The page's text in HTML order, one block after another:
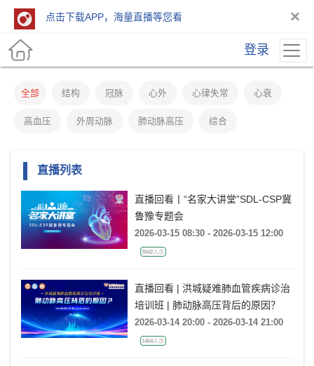
点击下载APP，海量直播等您看 ×
登录
全部 结构 冠脉 心外 心律失常 心衰
高血压 外周动脉 肺动脉高压 综合
直播列表
直播回看丨“名家大讲堂”SDL-CSP冀
鲁豫专题会
2026-03-15 08:30 - 2026-03-15 12:00
3042人次
直播回看 | 洪城疑难肺血管疾病诊治
培训班 | 肺动脉高压背后的原因？
2026-03-14 20:00 - 2026-03-14 21:00
1464人次